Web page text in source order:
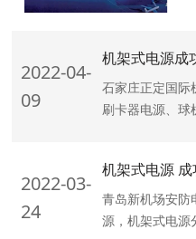
2022-04-
09
石家庄正定国际
刷卡器电源、球
2022-03-
24
机架式电源
青岛新机场安防
源，机架式电源